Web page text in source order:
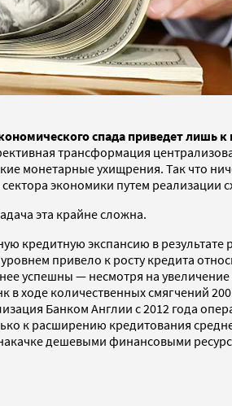
спада приведет лишь
трансформация
монетарные ухищрения. Так что
экономики путем реализации
эта крайне сложна.
кредитную экспансию в
привело к росту кредита
успешны — несмотря на
ходе количественных смягчений
Банком Англии с 2012 года
к расширению кредитования
дешевыми финансовыми